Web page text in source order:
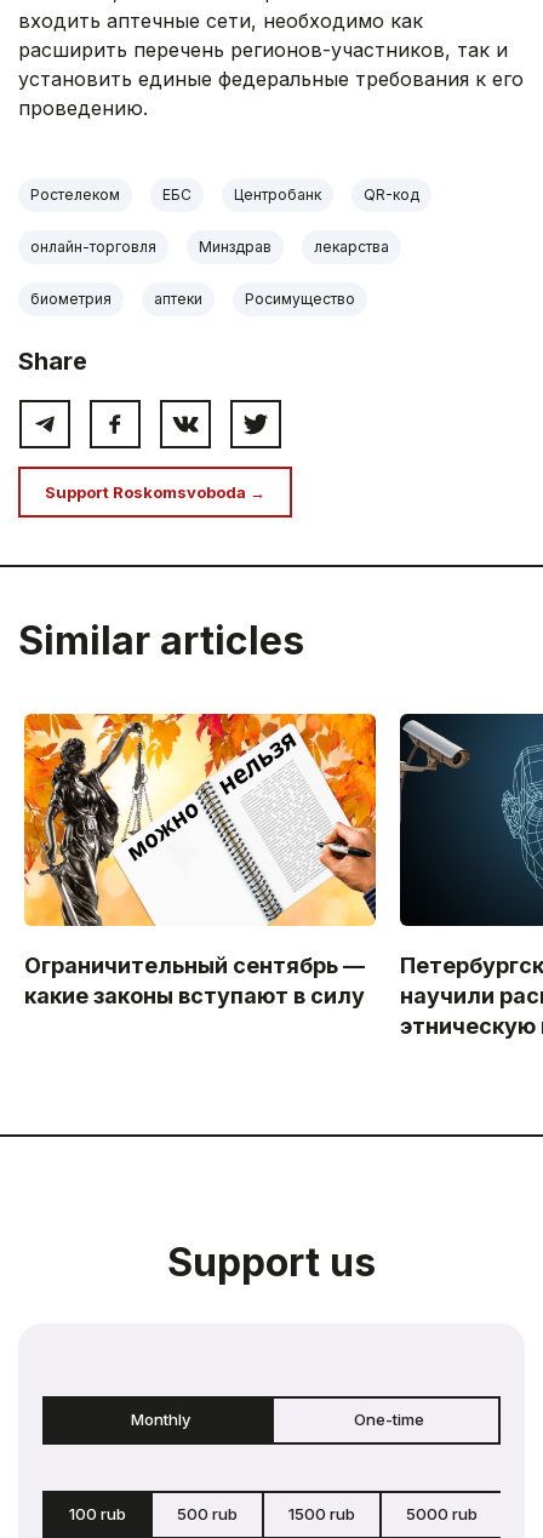
входить аптечные сети, необходимо как
расширить перечень регионов-участников, так и
установить единые федеральные требования к его
проведению.
Ростелеком ЕБС Центробанк QR-код
онлайн-торговля Минздрав лекарства
биометрия аптеки Росимущество
Share
Support Roskomsvoboda →
Similar articles
Ограничительный сентябрь —
какие законы вступают в силу
научили
Support us
Monthly One-time
100 rub 500 rub 1500 rub 5000 rub